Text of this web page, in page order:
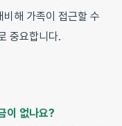
해 가족이 접근할 수
중요합니다.
이 없나요?